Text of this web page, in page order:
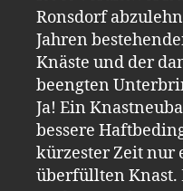
Ronsdorf
Jahren
Knäste und der
beengten
Ja! Ein
bessere
kürzester Zeit nur
überfüllten Knast.